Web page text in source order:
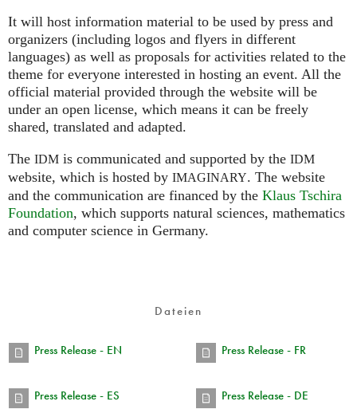
It will host information material to be used by press and
organizers (including logos and flyers in different
languages) as well as proposals for activities related to the
theme for everyone interested in hosting an event. All the
official material provided through the website will be
under an open license, which means it can be freely
shared, translated and adapted.
The IDM is communicated and supported by the IDM
website, which is hosted by IMAGINARY. The website
and the communication are financed by the Klaus Tschira
Foundation, which supports natural sciences, mathematics
and computer science in Germany.
Dateien
Press Release - EN Press Release - FR
Press Release - ES Press Release - DE